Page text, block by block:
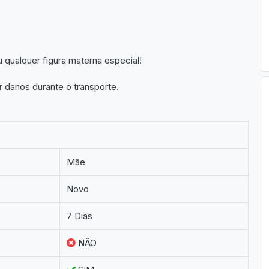
figura materna especial!
durante o transporte.
Mãe
Novo
7 Dias
NÃO